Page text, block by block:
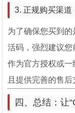
3. 正规购买渠道
为了确保您买到的
活码，强烈建议您
作为官方授权或一
且提供完善的售后
四、总结：让